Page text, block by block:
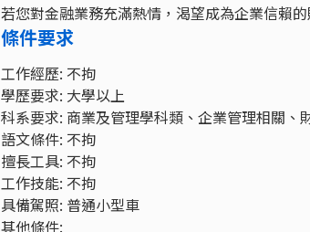
若您對金融業務充滿熱情，渴望成為企業信賴
條件要求
工作經歷: 不拘
學歷要求: 大學以上
科系要求: 商業及管理學科類、企業管理相關、
語文條件: 不拘
擅長工具: 不拘
工作技能: 不拘
具備駕照: 普通小型車
其他條件: